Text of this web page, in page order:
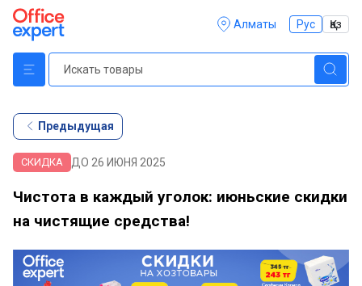
Алматы Рус Қаз
Предыдущая
СКИДКА ДО 26 ИЮНЯ 2025
Чистота в каждый уголок: июньские скидки
на чистящие средства!